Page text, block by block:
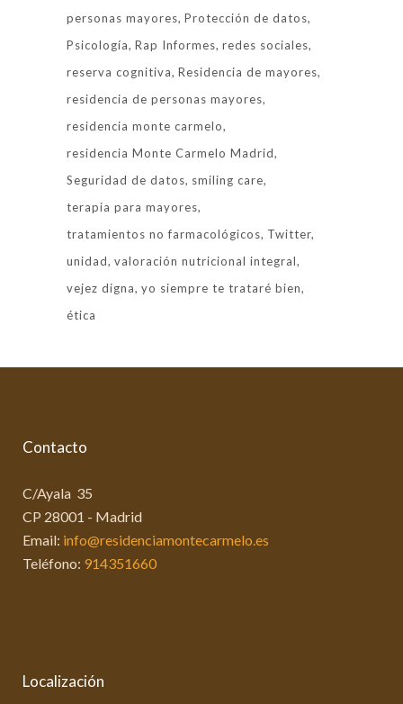
personas mayores Protección de datos
Psicología Rap Informes redes sociales
reserva cognitiva Residencia de mayores
residencia de personas mayores
residencia monte carmelo
residencia Monte Carmelo Madrid
Seguridad de datos smiling care
terapia para mayores
tratamientos no farmacológicos Twitter
unidad valoración nutricional integral
vejez digna yo siempre te trataré bien
ética
Contacto
C/Ayala 35
CP 28001 - Madrid
Email: info@residenciamontecarmelo.es
Teléfono: 914351660
Localización